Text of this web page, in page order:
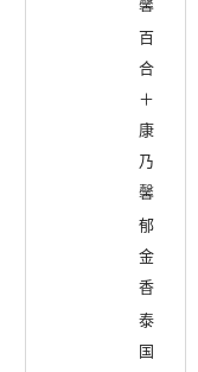
馨
百
合
＋
康
乃
馨
郁
金
香
泰
国